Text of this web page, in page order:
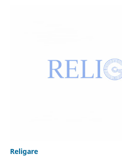
Religare